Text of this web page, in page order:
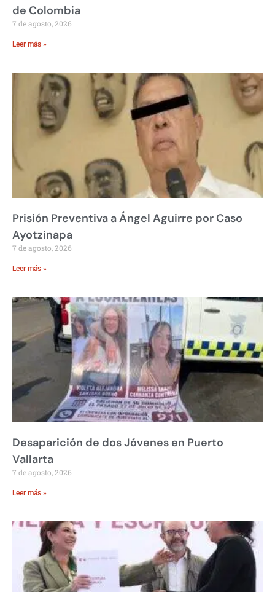
de Colombia
7 de agosto, 2026
Leer más »
Prisión Preventiva a Ángel Aguirre por Caso
Ayotzinapa
7 de agosto, 2026
Leer más »
Desaparición de dos Jóvenes en Puerto
Vallarta
7 de agosto, 2026
Leer más »